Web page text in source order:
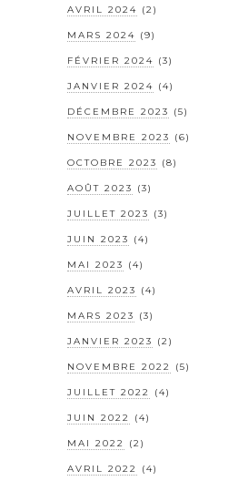
AVRIL 2024 (2)
MARS 2024 (9)
FÉVRIER 2024 (3)
JANVIER 2024 (4)
DÉCEMBRE 2023 (5)
NOVEMBRE 2023 (6)
OCTOBRE 2023 (8)
AOÛT 2023 (3)
JUILLET 2023 (3)
JUIN 2023 (4)
MAI 2023 (4)
AVRIL 2023 (4)
MARS 2023 (3)
JANVIER 2023 (2)
NOVEMBRE 2022 (5)
JUILLET 2022 (4)
JUIN 2022 (4)
MAI 2022 (2)
AVRIL 2022 (4)